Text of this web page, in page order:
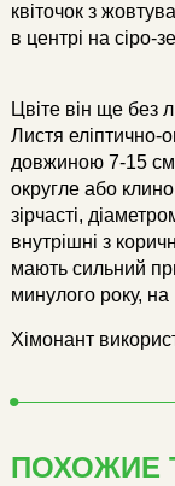
квіточок з
в центрі на сіро-
Цвіте він ще без
Листя еліптично-
довжиною 7-15
округле або
зірчасті,
внутрішні з
мають сильний
минулого року, на
Хімонант
ПОХОЖИЕ